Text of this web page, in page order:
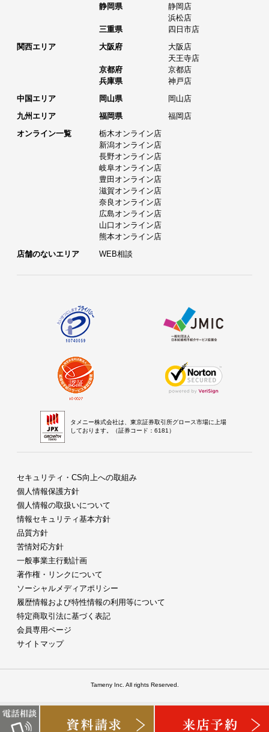
静岡県
静岡店
浜松店
三重県
四日市店
関西エリア
大阪府
大阪店
天王寺店
京都府
京都店
兵庫県
神戸店
中国エリア
岡山県
岡山店
九州エリア
福岡県
福岡店
オンライン一覧
栃木オンライン店
新潟オンライン店
長野オンライン店
岐阜オンライン店
豊田オンライン店
滋賀オンライン店
奈良オンライン店
広島オンライン店
山口オンライン店
熊本オンライン店
店舗のないエリア
WEB相談
タメニー株式会社は、東京証券取引所グロース市場に上場
しております。（証券コード：6181）
セキュリティ・CS向上への取組み
個人情報保護方針
個人情報の取扱いについて
情報セキュリティ基本方針
品質方針
苦情対応方針
一般事業主行動計画
著作権・リンクについて
ソーシャルメディアポリシー
履歴情報および特性情報の利用等について
特定商取引法に基づく表記
会員専用ページ
サイトマップ
Tameny Inc. All rights Reserved.